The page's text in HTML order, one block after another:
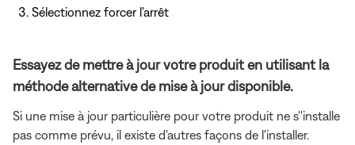
Sélectionnez forcer l'arrêt
Essayez de mettre à jour votre produit en utilisant la
méthode alternative de mise à jour disponible.
Si une mise à jour particulière pour votre produit ne s''installe
pas comme prévu, il existe d'autres façons de l'installer.